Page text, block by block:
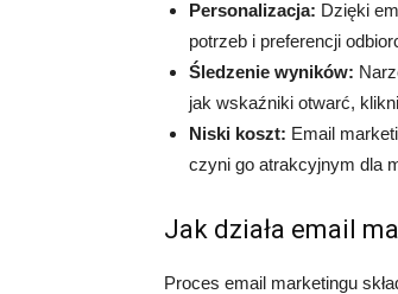
Personalizacja: Dzięki
potrzeb i preferencji
Śledzenie wyników:
jak wskaźniki otwarć,
Niski koszt: Email
czyni go atrakcyjnym dla
Jak działa email
Proces email marketingu